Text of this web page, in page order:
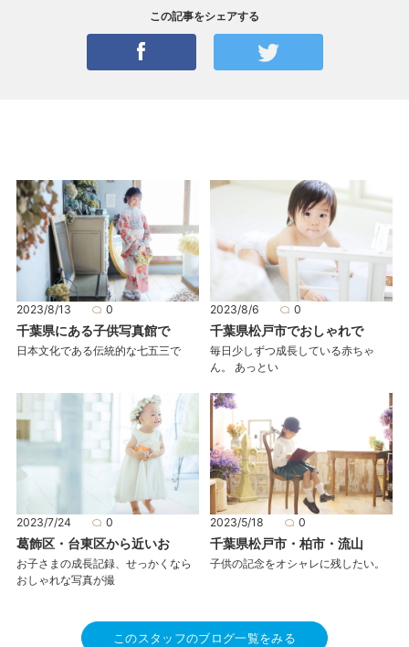
この記事をシェアする
2023/8/13 0
千葉県にある子供写真館で
日本文化である伝統的な七五三で
2023/8/6 0
千葉県松戸市でおしゃれで
毎日少しずつ成長している赤ちゃ
ん。 あっとい
2023/7/24 0
葛飾区・台東区から近いお
お子さまの成長記録、せっかくなら
おしゃれな写真が撮
2023/5/18 0
千葉県松戸市・柏市・流山
子供の記念をオシャレに残したい。
このスタッフのブログ一覧をみる